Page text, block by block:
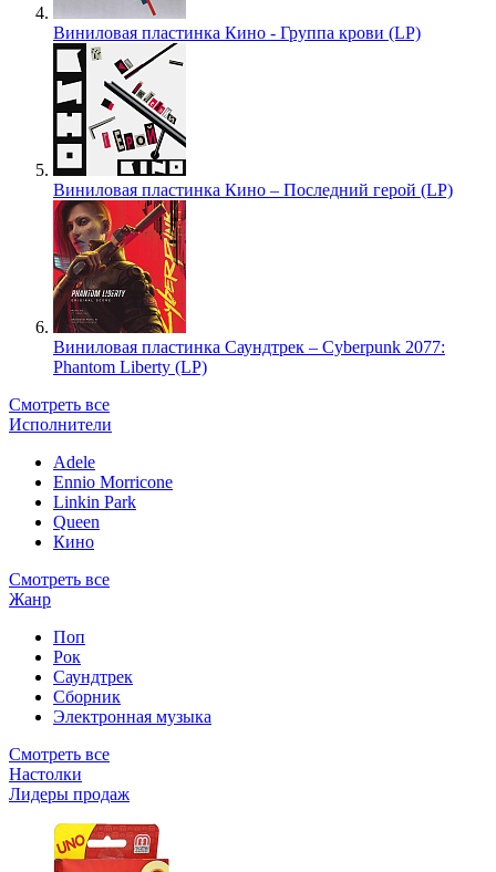
Виниловая пластинка Кино - Группа крови (LP)
Виниловая пластинка Кино – Последний герой (LP)
Виниловая пластинка Саундтрек – Cyberpunk 2077:
Phantom Liberty (LP)
Смотреть все
Исполнители
Adele
Ennio Morricone
Linkin Park
Queen
Кино
Смотреть все
Жанр
Поп
Рок
Саундтрек
Сборник
Электронная музыка
Смотреть все
Настолки
Лидеры продаж